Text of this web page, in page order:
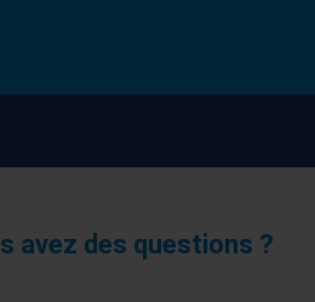
avez des questions ?